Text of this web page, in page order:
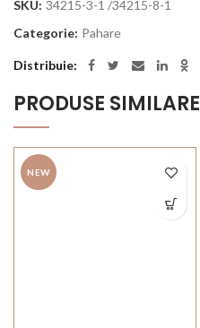
SKU: 34215-3-1 /34215-8-1
Categorie: Pahare
Distribuie
PRODUSE SIMILARE
NEW